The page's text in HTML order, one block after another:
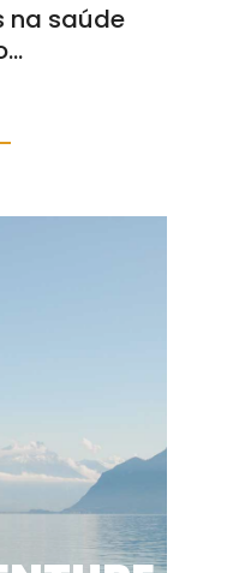
na saúde